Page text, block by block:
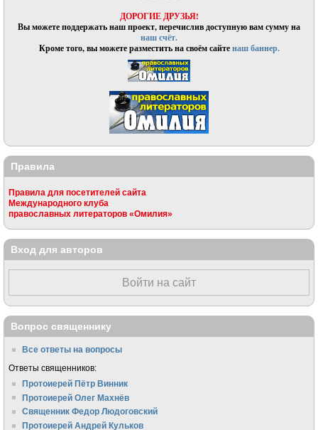
ДОРОГИЕ ДРУЗЬЯ!
Вы можете поддержать наш проект, перечислив доступную вам сумму на
наш счёт.
Кроме того, вы можете разместить на своём сайтенаш баннер.
Правила
Правила для посетителей сайта
Международного клуба
православных литераторов «Омилия»
Вход для авторов
Войти на сайт
Вопрос священнику
Все ответы на вопросы
Ответы священников:
Протоиерей Пётр Винник
Протоиерей Олег Махнёв
Священник Федор Людоговский
Протоиерей Андрей Кульков